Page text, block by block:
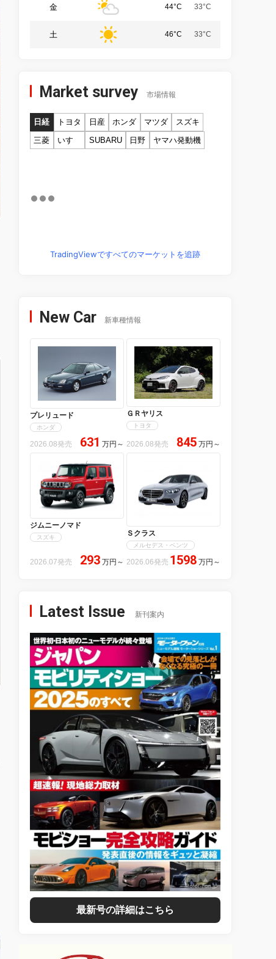
金 44°C 33°C
土 46°C 33°C
Market survey 市場情報
日経 トヨタ 日産 ホンダ マツダ
スズキ
三菱
いすゞ SUBARU 日野 ヤマハ発動機
TradingViewですべてのマーケットを追跡
New Car 新車種情報
プレリュード
ホンダ
2026.08発売 631 万円 ～
ＧＲヤリス
トヨタ
2026.08発売 845 万円 ～
ジムニーノマド
スズキ
2026.07発売 293 万円 ～
Ｓクラス
メルセデス・ベンツ
2026.06発売 1598 万円 ～
Latest Issue 新刊案内
最新号の詳細はこちら